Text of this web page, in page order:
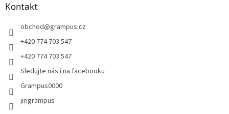
Kontakt
obchod@grampus.cz
+420 774 703 547
+420 774 703 547
Sledujte nás i na facebooku
Grampus0000
jirigrampus